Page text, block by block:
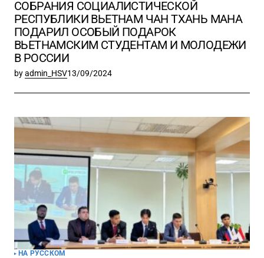
СОБРАНИЯ СОЦИАЛИСТИЧЕСКОЙ
РЕСПУБЛИКИ ВЬЕТНАМ ЧАН ТХАНЬ МАНА
ПОДАРИЛ ОСОБЫЙ ПОДАРОК
ВЬЕТНАМСКИМ СТУДЕНТАМ И МОЛОДЕЖИ
В РОССИИ
byadmin_HSV13/09/2024
НА РУССКОМ